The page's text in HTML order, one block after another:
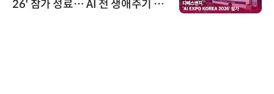
기 아
'AX' 시대 본격화, 지식재산
AI IP데이터분석사 탄생